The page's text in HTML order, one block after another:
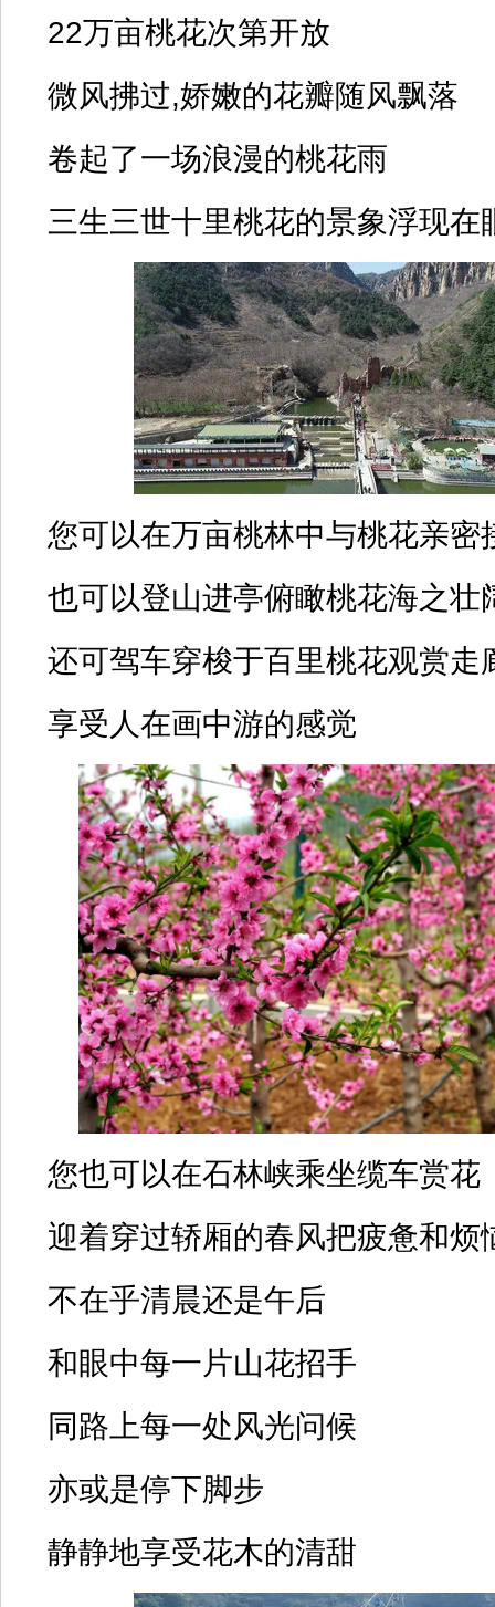
22万亩桃花次第开放
微风拂过,娇嫩的花瓣随风飘落
卷起了一场浪漫的桃花雨
三生三世十里桃花的景象浮现在
您可以在万亩桃林中与桃花亲密
也可以登山进亭俯瞰桃花海之壮
还可驾车穿梭于百里桃花观赏走
享受人在画中游的感觉
您也可以在石林峡乘坐缆车赏花
迎着穿过轿厢的春风把疲惫和烦
不在乎清晨还是午后
和眼中每一片山花招手
同路上每一处风光问候
亦或是停下脚步
静静地享受花木的清甜